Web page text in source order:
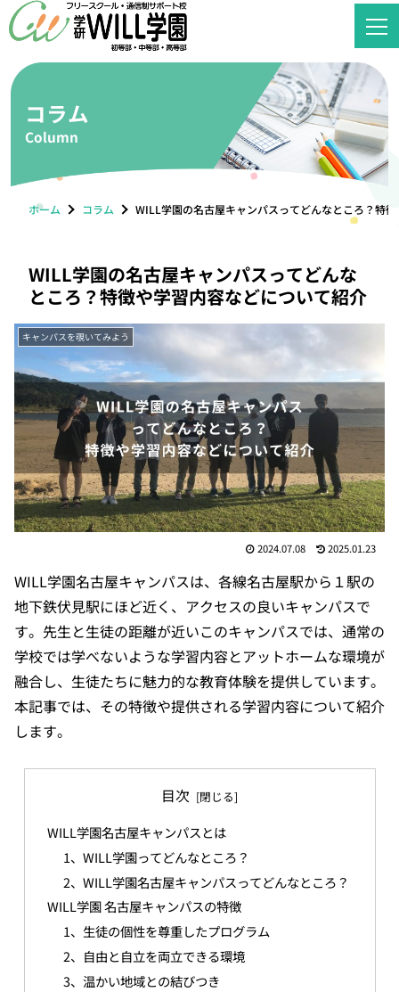
コラム
Column
ホーム コラム WILL学園の名古屋キャンパスってどんなところ？特
WILL学園の名古屋キャンパスってどんな
ところ？特徴や学習内容などについて紹介
キャンパスを覗いてみよう
2024.07.08 2025.01.23
WILL学園名古屋キャンパスは、各線名古屋駅から１駅の
地下鉄伏見駅にほど近く、アクセスの良いキャンパスで
す。先生と生徒の距離が近いこのキャンパスでは、通常の
学校では学べないような学習内容とアットホームな環境が
融合し、生徒たちに魅力的な教育体験を提供しています。
本記事では、その特徴や提供される学習内容について紹介
します。
目次
WILL学園名古屋キャンパスとは
1、WILL学園ってどんなところ？
2、WILL学園名古屋キャンパスってどんなところ？
WILL学園 名古屋キャンパスの特徴
1、生徒の個性を尊重したプログラム
2、自由と自立を両立できる環境
3、温かい地域との結びつき